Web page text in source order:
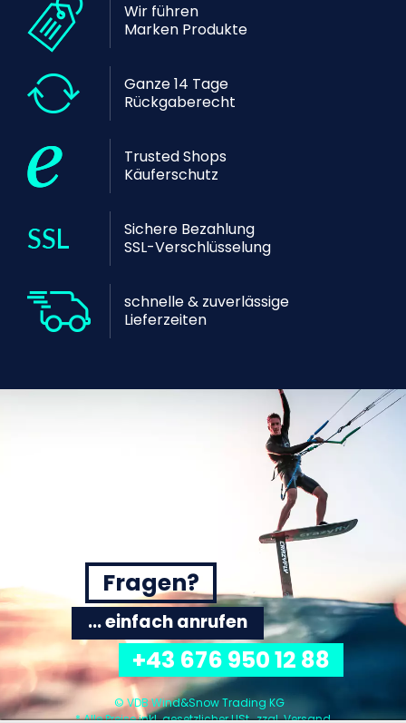
Wir führen
Marken Produkte
Ganze 14 Tage
Rückgaberecht
Trusted Shops
Käuferschutz
Sichere Bezahlung
SSL-Verschlüsselung
schnelle & zuverlässige
Lieferzeiten
© VDB Wind&Snow Trading KG
* Alle Preise inkl. gesetzlicher USt., zzgl.Versand
Fragen?
... einfach anrufen
+43 676 950 12 88